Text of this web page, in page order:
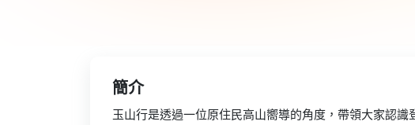
簡介
玉山行是透過一位原住民高山嚮導的角度，帶領大家認